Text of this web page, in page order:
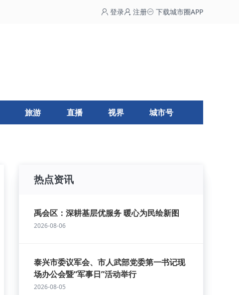
登录 注册 下载城市圈APP
旅游 直播 视界 城市号
热点资讯
禹会区：深耕基层优服务 暖心为民绘新图
2026-08-06
泰兴市委议军会、市人武部党委第一书记现
场办公会暨“军事日”活动举行
2026-08-05